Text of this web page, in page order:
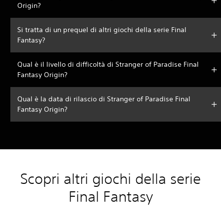
Origin?
Si tratta di un prequel di altri giochi della serie Final
Fantasy?
Qual è il livello di difficoltà di Stranger of Paradise Final
Fantasy Origin?
Qual è la data di rilascio di Stranger of Paradise Final
Fantasy Origin?
Scopri altri giochi della serie
Final Fantasy